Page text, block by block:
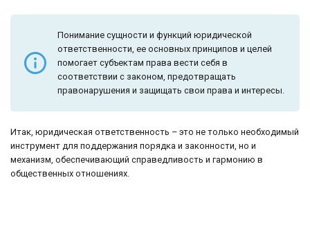
Понимание сущности и функций юридической
ответственности, ее основных принципов и целей
помогает субъектам права вести себя в
соответствии с законом, предотвращать
правонарушения и защищать свои права и интересы.
Итак, юридическая ответственность – это не только необходимый
инструмент для поддержания порядка и законности, но и
механизм, обеспечивающий справедливость и гармонию в
общественных отношениях.